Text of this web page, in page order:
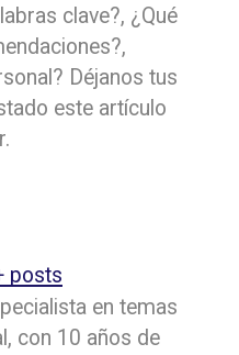
clave?, ¿Qué
Déjanos tus
este artículo
posts
en temas
con 10 años de